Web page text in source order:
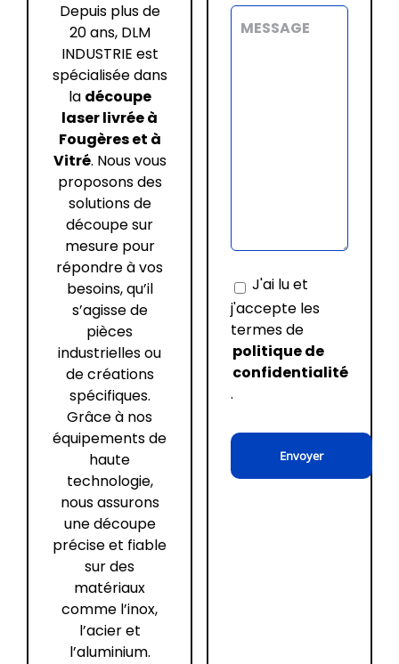
Depuis plus de
20 ans, DLM
INDUSTRIE est
spécialisée dans
la découpe
laser livrée à
Fougères et à
Vitré. Nous vous
proposons des
solutions de
découpe sur
mesure pour
répondre à vos
besoins, qu’il
s’agisse de
pièces
industrielles ou
de créations
spécifiques.
Grâce à nos
équipements de
haute
technologie,
nous assurons
une découpe
précise et fiable
sur des
matériaux
comme l’inox,
l’acier et
l’aluminium.
J'ai lu et
j'accepte les
termes de
politique de
confidentialité
.